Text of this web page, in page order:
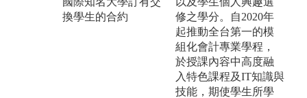
換學生的合約
修之學分。自2020年
起推動全台第一的模
組化會計專業學程，
於授課內容中高度融
入特色課程及IT知識與
技能，期使學生所學